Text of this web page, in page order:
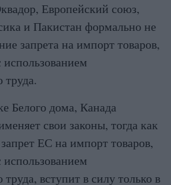
Европейский союз,
и Пакистан формально не
запрета на импорт товаров,
труда.
Белого дома, Канада
свои законы, тогда как
ЕС на импорт товаров,
вступит в силу только в